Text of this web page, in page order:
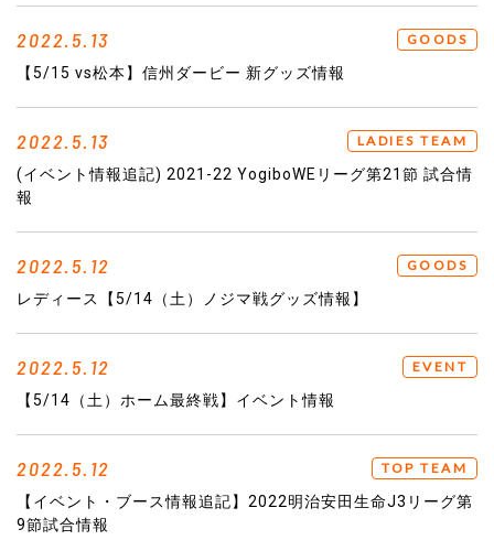
2022.5.13 GOODS
【5/15 vs松本】信州ダービー 新グッズ情報
2022.5.13 LADIES TEAM
(イベント情報追記) 2021-22 YogiboWEリーグ第21節 試合情
報
2022.5.12 GOODS
レディース【5/14（土）ノジマ戦グッズ情報】
2022.5.12 EVENT
【5/14（土）ホーム最終戦】イベント情報
2022.5.12 TOP TEAM
【イベント・ブース情報追記】2022明治安田生命J3リーグ第
9節試合情報